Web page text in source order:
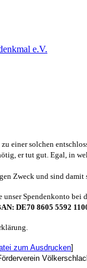
e.V.
einer solchen
er tut gut. Egal, in
Zweck und sind
Spendenkonto bei
DE70 8605 5592
zum Ausdrucken]